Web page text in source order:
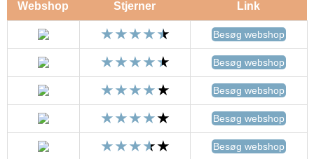
Webshop Stjerner Link
Besøg webshop
Besøg webshop
Besøg webshop
Besøg webshop
Besøg webshop